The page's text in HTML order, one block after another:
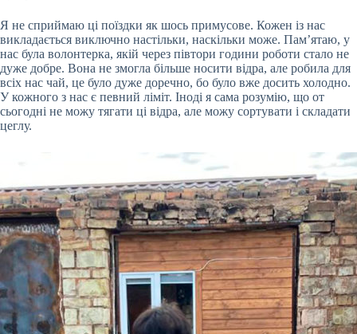
Я не сприймаю ці поїздки як шось примусове. Кожен із нас
викладається виключно настільки, наскільки може. Пам’ятаю, у
нас була волонтерка, якій через півтори години роботи стало не
дуже добре. Вона не змогла більше носити відра, але робила для
всіх нас чай, це було дуже доречно, бо було вже досить холодно.
У кожного з нас є певний ліміт. Іноді я сама розумію, що от
сьогодні не можу тягати ці відра, але можу сортувати і складати
цеглу.